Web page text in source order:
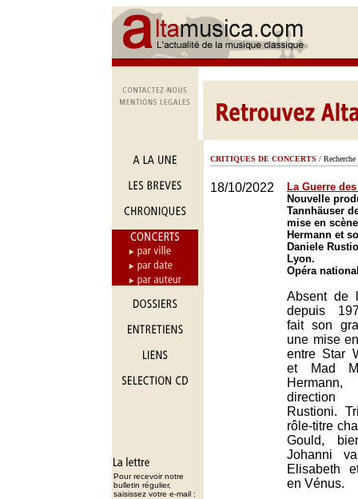
Pour recevoir notre
bulletin régulier,
saisissez votre e-mail :
CRITIQUES DE CONCERTS / Recherche
18/10/2022
La Guerre
Nouvelle
Tannhäuser
mise en
Hermann et
Daniele
Lyon.
Opéra
Absent de
depuis
fait son
une mise
entre Star
et Mad
Rustioni.
rôle-titre
Gould,
Johanni
Elisabeth
en Vénus.